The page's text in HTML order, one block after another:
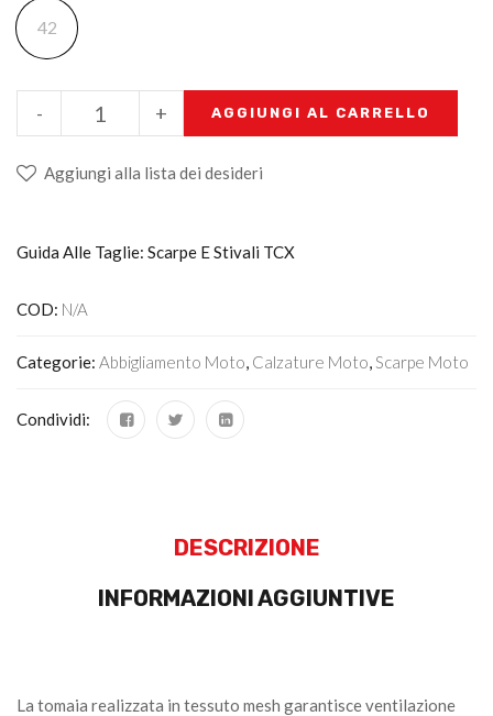
42
+
- AGGIUNGI AL CARRELLO
Aggiungi alla lista dei desideri
Guida Alle Taglie: Scarpe E Stivali TCX
COD: N/A
Categorie: Abbigliamento Moto, Calzature Moto,Scarpe Moto
Condividi:
DESCRIZIONE
INFORMAZIONI AGGIUNTIVE
La tomaia realizzata in tessuto mesh garantisce ventilazione